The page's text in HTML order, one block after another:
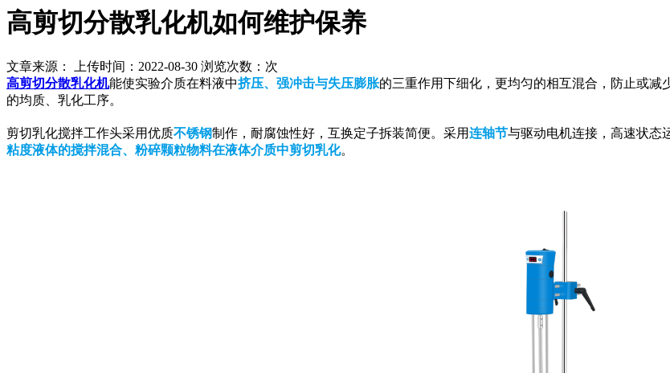
高剪切分散乳化机如何维护保养
文章来源： 上传时间：2022-08-30 浏览次数： 次
高剪切分散乳化机能使实验介质在料液中挤压、强冲击与失压膨胀的三重作用下细化，更均匀的相互混合，防止或
的均质、乳化工序。
剪切乳化搅拌工作头采用优质不锈钢制作，耐腐蚀性好，互换定子拆装简便。采用连轴节与驱动电机连接，高速状态
粘度液体的搅拌混合、粉碎颗粒物料在液体介质中剪切乳化。